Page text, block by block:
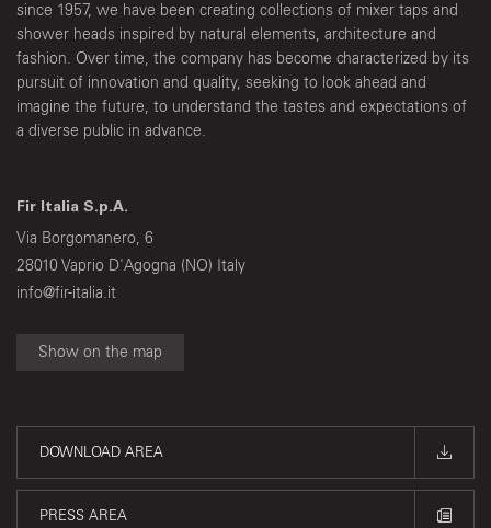
since 1957, we have been creating collections of mixer taps and
shower heads inspired by natural elements, architecture and
fashion. Over time, the company has become characterized by its
pursuit of innovation and quality, seeking to look ahead and
imagine the future, to understand the tastes and expectations of
a diverse public in advance.
Fir Italia S.p.A.
Via Borgomanero, 6
28010 Vaprio D'Agogna (NO) Italy
info@fir-italia.it
Show on the map
DOWNLOAD AREA
PRESS AREA